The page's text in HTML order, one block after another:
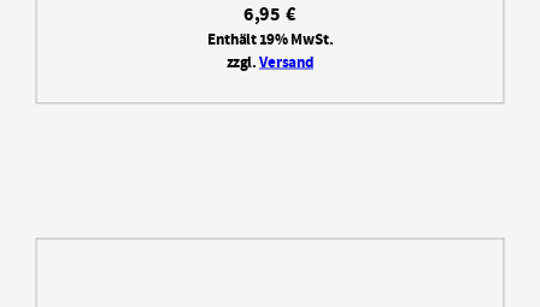
6,95€
Enthält 19% MwSt.
zzgl.Versand